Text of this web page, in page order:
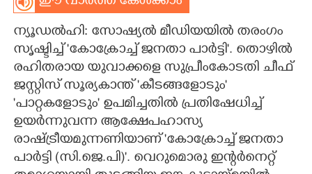
CARTOONS
LITERATURE
ZOOM
CONTACT US
ന്യൂ‌ഡൽഹി: സോഷ്യൽ മീഡിയയിൽ തരംഗം
സൃഷ്ടിച്ച് 'കോക്രോച്ച് ജനതാ പാർട്ടി'. തൊഴിൽ
രഹിതരായ യുവാക്കളെ സുപ്രീംകോടതി ചീഫ്
ജസ്റ്റിസ് സൂര്യകാന്ത് 'കീടങ്ങളോടും'
'പാറ്റകളോടും' ഉപമിച്ചതിൽ പ്രതിഷേധിച്ച്
ഉയർന്നുവന്ന ആക്ഷേപഹാസ്യ
രാഷ്ട്രീയമുന്നണിയാണ് 'കോക്രോച്ച് ജനതാ
പാർട്ടി (സി.ജെ.പി)'. വെറുമൊരു ഇന്റർനെറ്റ്